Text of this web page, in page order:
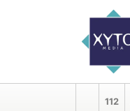
112